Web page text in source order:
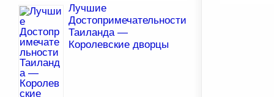
Лучшие
Достопримечательности
Таиланда —
Королевские дворцы